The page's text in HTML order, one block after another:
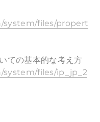
system/files/propert
ての基本的な考え方
system/files/ip_jp_2